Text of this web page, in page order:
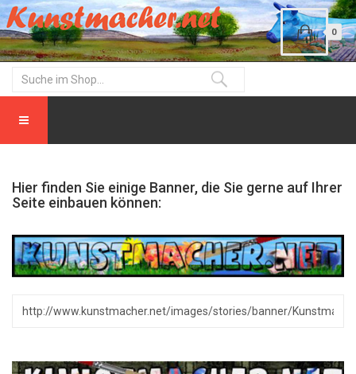
0
Hier finden Sie einige Banner, die Sie gerne auf Ihrer
Seite einbauen können: